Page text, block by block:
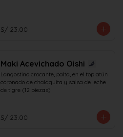
S/ 23.00
Maki Acevichado Oishi
Langostino crocante, palta, en el top atún
coronado de chalaquita y salsa de leche
de tigre (12 piezas)
S/ 23.00